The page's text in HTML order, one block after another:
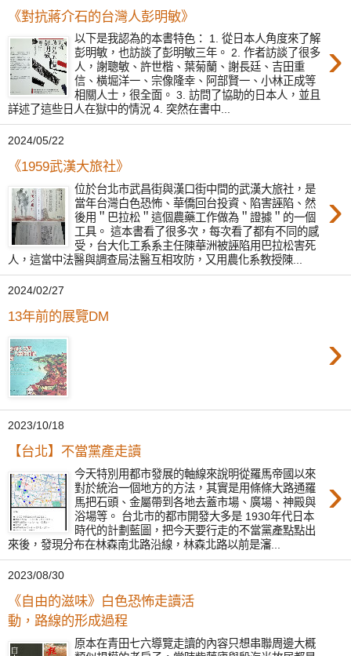
《對抗蔣介石的台灣人彭明敏》
›
以下是我認為的本書特色： 1. 從日本人角度來了解
彭明敏，也訪談了彭明敏三年。 2. 作者訪談了很多
人，謝聰敏、許世楷、葉菊蘭、謝長廷、吉田重
信、橫堀洋一、宗像隆幸、阿部賢一、小林正成等
相關人士，很全面。 3. 訪問了協助的日本人，並且
詳述了這些日人在獄中的情況 4. 突然在書中...
2024/05/22
《1959武漢大旅社》
›
位於台北市武昌街與漢口街中間的武漢大旅社，是
當年台灣白色恐怖、華僑回台投資、陷害誣陷、然
後用＂巴拉松＂這個農藥工作做為＂證據＂的一個
工具。 這本書看了很多次，每次看了都有不同的感
受，台大化工系系主任陳華洲被誣陷用巴拉松害死
人，這當中法醫與調查局法醫互相攻防，又用農化系教授陳...
2024/02/27
13年前的展覽DM
›
2023/10/18
【台北】不當黨產走讀
›
今天特別用都市發展的軸線來說明從羅馬帝國以來
對於統治一個地方的方法，其實是用條條大路通羅
馬把石頭、金屬帶到各地去蓋市場、廣場、神殿與
浴場等。 台北市的都市開發大多是 1930年代日本
時代的計劃藍圖，把今天要行走的不當黨產點點出
來後，發現分布在林森南北路沿線，林森北路以前是瀋...
2023/08/30
《自由的滋味》白色恐怖走讀活
動，路線的形成過程
原本在青田七六導覽走讀的內容只想串聯周邊大概